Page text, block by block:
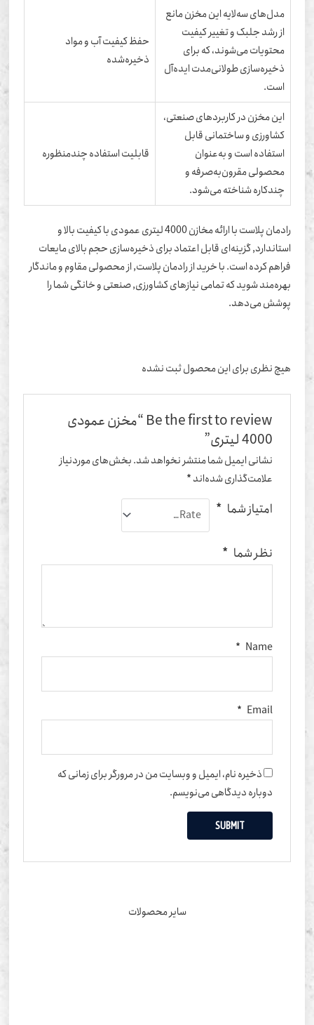
مدل‌های سه‌لایه این مخزن مانع
از رشد جلبک و تغییر کیفیت
محتویات می‌شوند، که برای
ذخیره‌سازی طولانی‌مدت ایده‌آل
حفظ کیفیت آب و مواد
ذخیره‌شده
این مخزن در کاربردهای صنعتی،
کشاورزی و ساختمانی قابل
استفاده است و به‌عنوان
محصولی مقرون‌به‌صرفه و
چندکاره شناخته می‌شود.
قابلیت استفاده چندمنظوره
رادمان پلاست با ارائه مخازن 4000 لیتری عمودی با کیفیت بالا و
گزینه‌ای قابل اعتماد برای ذخیره‌سازی حجم بالای مایعات
کرده است. با خرید از رادمان پلاست, از محصولی مقاوم و ماندگار
شوید که تمامی نیازهای کشاورزی, صنعتی و خانگی شما را
می‌دهد.
نظری برای این محصول ثبت نشده
Be the first to review “مخزن عمودی
4000 لیتری”
نشانی ایمیل شما منتشر نخواهد شد.بخش‌های موردنیاز
علامت‌گذاری شده‌اند*
امتیاز شما*
نظر شما*
*
*
ذخیره نام، ایمیل و وبسایت من در مرورگر برای زمانی که
دوباره دیدگاهی می‌نویسم.
سایر محصولات